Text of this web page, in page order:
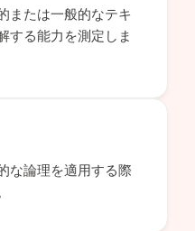
または一般的なテキ
する能力を測定しま
な論理を適用する際